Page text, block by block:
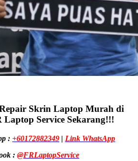
Skrin Laptop Murah di
Laptop Service Sekarang!!!
: +60172882349 | Link WhatsApp
: @FRLaptopService